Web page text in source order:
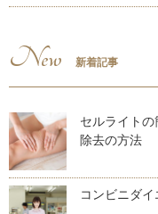
New 新着記事
セルライト
除去の方法
コンビニダ